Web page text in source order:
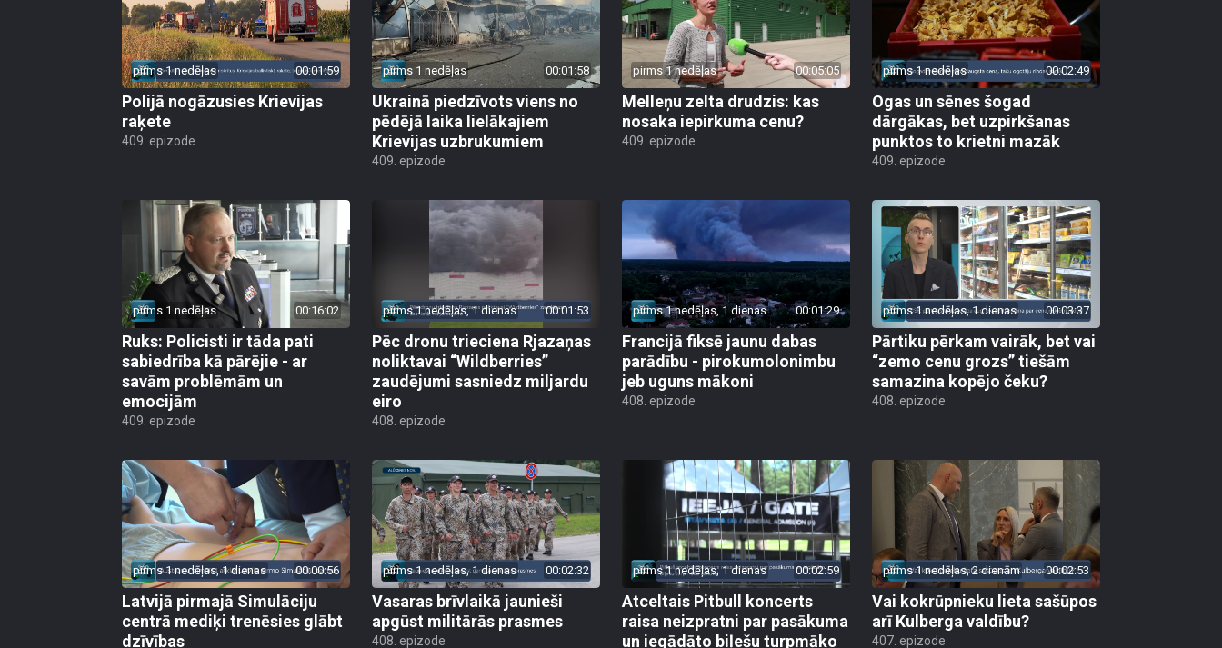
pirms 1 nedēļas 00:01:59
Polijā nogāzusies Krievijas
raķete
409. epizode
pirms 1 nedēļas 00:01:58
Ukrainā piedzīvots viens no
pēdējā laika lielākajiem
Krievijas uzbrukumiem
409. epizode
pirms 1 nedēļas 00:05:05
Melleņu zelta drudzis: kas
nosaka iepirkuma cenu?
409. epizode
pirms 1 nedēļas 00:02:49
Ogas un sēnes šogad
dārgākas, bet uzpirkšanas
punktos to krietni mazāk
409. epizode
pirms 1 nedēļas 00:16:02
Ruks: Policisti ir tāda pati
sabiedrība kā pārējie - ar
savām problēmām un
emocijām
409. epizode
pirms 1 nedēļas, 1 dienas 00:01:53
Pēc dronu trieciena Rjazaņas
noliktavai “Wildberries”
zaudējumi sasniedz miljardu
eiro
408. epizode
pirms 1 nedēļas, 1 dienas 00:01:29
Francijā fiksē jaunu dabas
parādību - pirokumolonimbu
jeb uguns mākoni
408. epizode
pirms 1 nedēļas, 1 dienas 00:03:37
Pārtiku pērkam vairāk, bet vai
“zemo cenu grozs” tiešām
samazina kopējo čeku?
408. epizode
pirms 1 nedēļas, 1 dienas 00:00:56
Latvijā pirmajā Simulāciju
centrā mediķi trenēsies glābt
dzīvības
pirms 1 nedēļas, 1 dienas 00:02:32
Vasaras brīvlaikā jaunieši
apgūst militārās prasmes
408. epizode
pirms 1 nedēļas, 1 dienas 00:02:59
Atceltais Pitbull koncerts
raisa neizpratni par pasākuma
un iegādāto biļešu turpmāko
pirms 1 nedēļas, 2 dienām 00:02:53
Vai kokrūpnieku lieta sašūpos
arī Kulberga valdību?
407. epizode